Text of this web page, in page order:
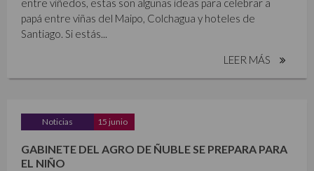
entre viñedos, estas son algunas ideas para celebrar a
papá entre viñas del Maipo, Colchagua y hoteles de
Santiago. Si estás...
LEER MÁS
Noticias 15 junio
GABINETE DEL AGRO DE ÑUBLE SE PREPARA PARA
EL NIÑO